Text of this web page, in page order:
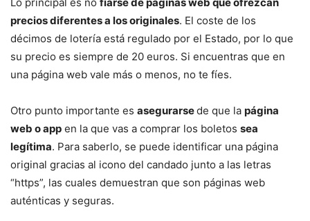
precios diferentes a los originales. El coste de los
décimos de lotería está regulado por el Estado, por lo que
su precio es siempre de 20 euros. Si encuentras que en
una página web vale más o menos, no te fíes.
Otro punto importante es asegurarsede que la página
web o app en la que vas a comprar los boletos sea
legítima. Para saberlo, se puede identificar una página
original gracias al icono del candado junto a las letras
“https”, las cuales demuestran que son páginas web
auténticas y seguras.